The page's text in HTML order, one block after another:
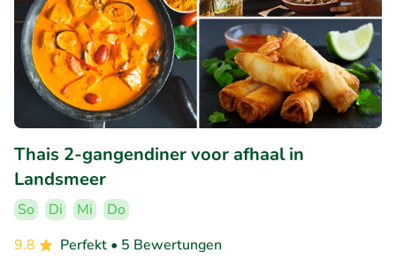
Thais 2-gangendiner voor afhaal in
Landsmeer
So Di Mi
Do
9.8
Perfekt • 5 Bewertungen